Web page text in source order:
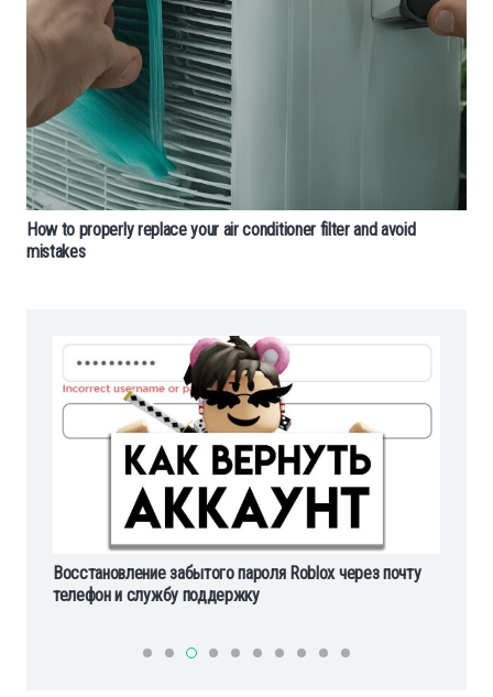
How to properly replace your air conditioner filter and avoid
mistakes
Восстановление забытого пароля Roblox через почту
телефон и службу поддержку